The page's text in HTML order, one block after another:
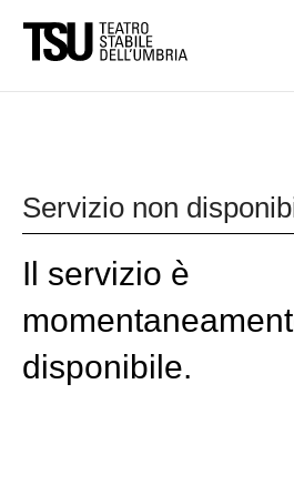
Servizio non
Il servizio è
disponibile.